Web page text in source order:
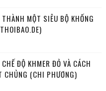
MỘT SIÊU BỘ KHỐNG
ĐỘ KHMER ĐỎ VÀ CÁCH
CHỦNG (CHI PHƯƠNG)